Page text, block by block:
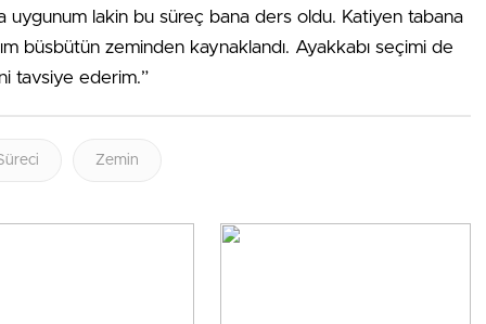
uygunum lakin bu süreç bana ders oldu. Katiyen tabana
büsbütün zeminden kaynaklandı. Ayakkabı seçimi de
tavsiye ederim.”
Zemin